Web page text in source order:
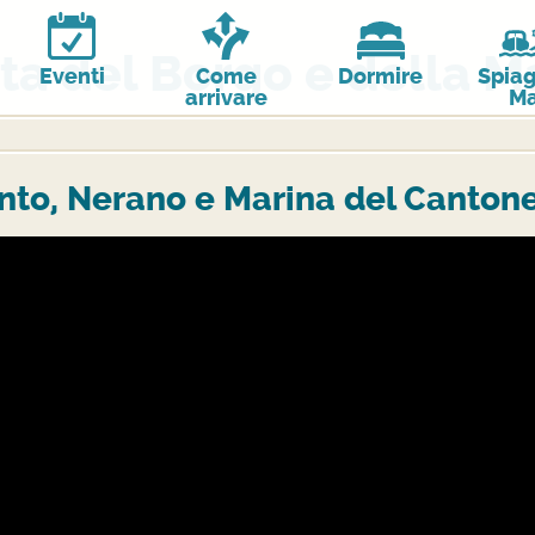
Eventi
Come
arrivare
Dormire
del Borgo e della
Nerano e Marina del